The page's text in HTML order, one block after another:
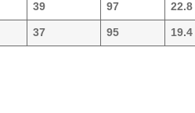
39 97 22.8
37 95 19.4